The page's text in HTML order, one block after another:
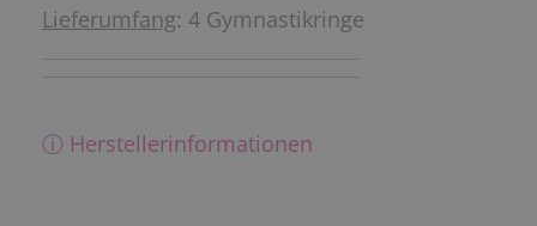
Lieferumfang: 4 Gymnastikringe
ⓘ Herstellerinformationen